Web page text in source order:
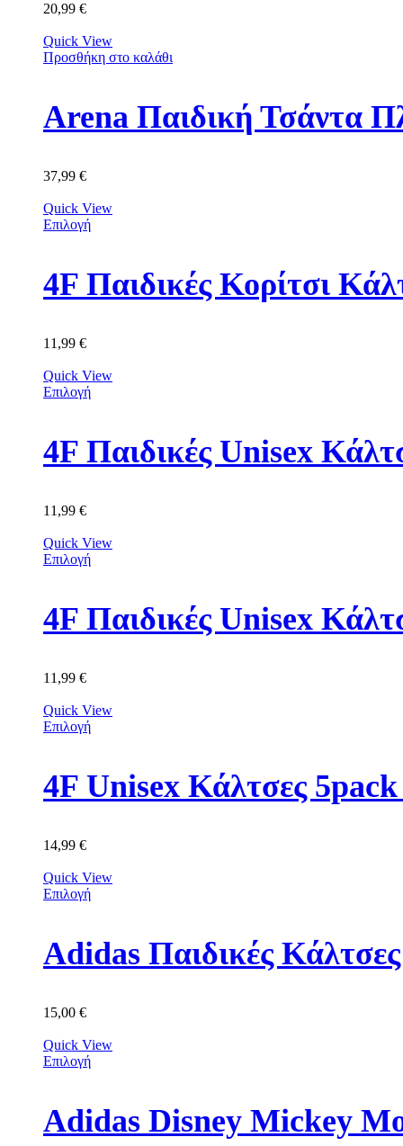
20,99 €
Quick View
Προσθήκη στο καλάθι
Arena Παιδική Τσάντα
37,99 €
Quick View
Επιλογή
11,99 €
Quick View
Επιλογή
11,99 €
Quick View
Επιλογή
4F Παιδικές Unisex
11,99 €
Quick View
Επιλογή
4F Unisex Κάλτσες
14,99 €
Quick View
Επιλογή
Adidas Παιδικές
15,00 €
Quick View
Επιλογή
Adidas Disney Mickey